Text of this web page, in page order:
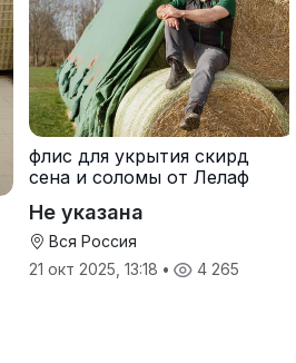
флис для укрытия скирд
сена и соломы от Лелаф
Не указана
Вся Россия
21 окт 2025, 13:18 • 4 265